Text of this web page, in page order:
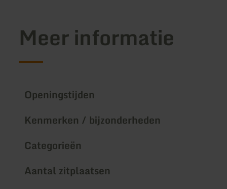
Meer informatie
Openingstijden
Kenmerken / bijzonderheden
Categorieën
Aantal zitplaatsen